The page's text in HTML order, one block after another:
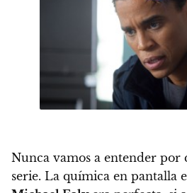
Nunca vamos a entender por
serie. La química en pantalla